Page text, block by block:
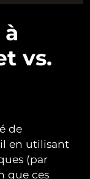
vs.
de
en utilisant
(par
que ces
estimée
estimée
estimée8/10/26